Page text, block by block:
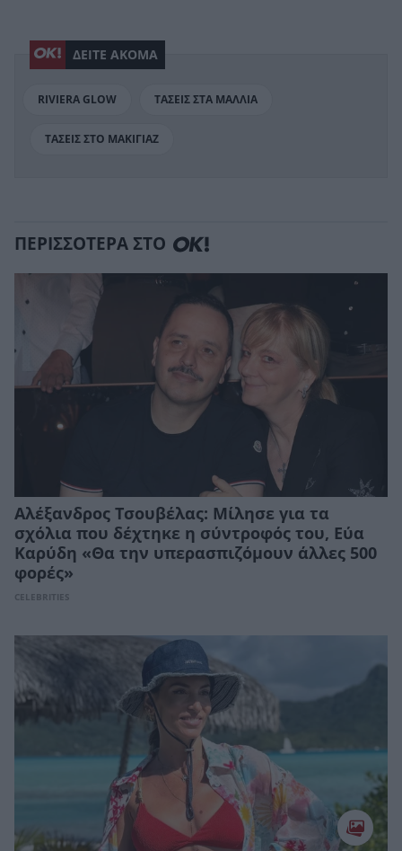
ΔΕΙΤΕ ΑΚΟΜΑ
RIVIERA GLOW ΤΑΣΕΙΣ ΣΤΑ ΜΑΛΛΙΑ
ΤΑΣΕΙΣ ΣΤΟ ΜΑΚΙΓΙΑΖ
ΠΕΡΙΣΣΟΤΕΡΑ ΣΤΟ
Αλέξανδρος Τσουβέλας: Μίλησε για τα
σχόλια που δέχτηκε η σύντροφός του, Εύα
Καρύδη «Θα την υπερασπιζόμουν άλλες 500
φορές»
CELEBRITIES